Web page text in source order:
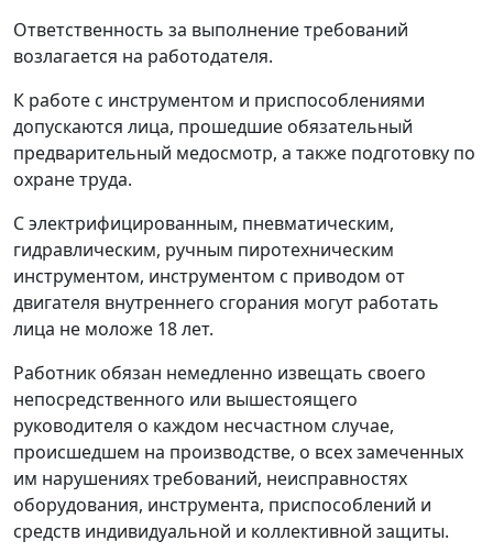
Ответственность за выполнение требований
возлагается на работодателя.
К работе с инструментом и приспособлениями
допускаются лица, прошедшие обязательный
предварительный медосмотр, а также подготовку по
охране труда.
С электрифицированным, пневматическим,
гидравлическим, ручным пиротехническим
инструментом, инструментом с приводом от
двигателя внутреннего сгорания могут работать
лица не моложе 18 лет.
Работник обязан немедленно извещать своего
непосредственного или вышестоящего
руководителя о каждом несчастном случае,
происшедшем на производстве, о всех замеченных
им нарушениях требований, неисправностях
оборудования, инструмента, приспособлений и
средств индивидуальной и коллективной защиты.